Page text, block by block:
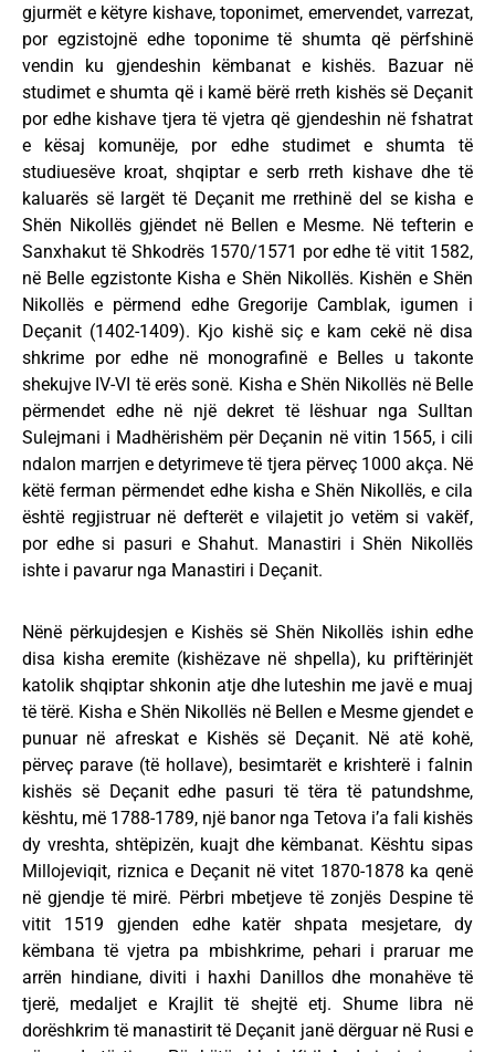
gjurmët e këtyre kishave, toponimet, emervendet, varrezat,
por egzistojnë edhe toponime të shumta që përfshinë
vendin ku gjendeshin këmbanat e kishës. Bazuar në
studimet e shumta që i kamë bërë rreth kishës së Deçanit
por edhe kishave tjera të vjetra që gjendeshin në fshatrat
e kësaj komunëje, por edhe studimet e shumta të
studiuesëve kroat, shqiptar e serb rreth kishave dhe të
kaluarës së largët të Deçanit me rrethinë del se kisha e
Shën Nikollës gjëndet në Bellen e Mesme. Në tefterin e
Sanxhakut të Shkodrës 1570/1571 por edhe të vitit 1582,
në Belle egzistonte Kisha e Shën Nikollës. Kishën e Shën
Nikollës e përmend edhe Gregorije Camblak, igumen i
Deçanit (1402-1409). Kjo kishë siç e kam cekë në disa
shkrime por edhe në monografinë e Belles u takonte
shekujve IV-VI të erës sonë. Kisha e Shën Nikollës në Belle
përmendet edhe në një dekret të lëshuar nga Sulltan
Sulejmani i Madhërishëm për Deçanin në vitin 1565, i cili
ndalon marrjen e detyrimeve të tjera përveç 1000 akça. Në
këtë ferman përmendet edhe kisha e Shën Nikollës, e cila
është regjistruar në defterët e vilajetit jo vetëm si vakëf,
por edhe si pasuri e Shahut. Manastiri i Shën Nikollës
ishte i pavarur nga Manastiri i Deçanit.
Nënë përkujdesjen e Kishës së Shën Nikollës ishin edhe
disa kisha eremite (kishëzave në shpella), ku priftërinjët
katolik shqiptar shkonin atje dhe luteshin me javë e muaj
të tërë. Kisha e Shën Nikollës në Bellen e Mesme gjendet e
punuar në afreskat e Kishës së Deçanit. Në atë kohë,
përveҫ parave (të hollave), besimtarët e krishterë i falnin
kishës së Deҫanit edhe pasuri të tëra të patundshme,
kështu, më 1788-1789, një banor nga Tetova i’a fali kishës
dy vreshta, shtëpizën, kuajt dhe këmbanat. Kështu sipas
Millojeviqit, riznica e Deçanit në vitet 1870-1878 ka qenë
në gjendje të mirë. Përbri mbetjeve të zonjës Despine të
vitit 1519 gjenden edhe katër shpata mesjetare, dy
këmbana të vjetra pa mbishkrime, pehari i praruar me
arrën hindiane, diviti i haxhi Danillos dhe monahëve të
tjerë, medaljet e Krajlit të shejtë etj. Shume libra në
dorëshkrim të manastirit të Deçanit janë dërguar në Rusi e